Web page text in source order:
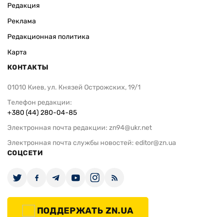
Редакция
Реклама
Редакционная политика
Карта
КОНТАКТЫ
01010 Киев, ул. Князей Острожских, 19/1
Телефон редакции:
+380 (44) 280-04-85
Электронная почта редакции: zn94@ukr.net
Электронная почта службы новостей: editor@zn.ua
СОЦСЕТИ
ПОДДЕРЖАТЬ ZN.UA